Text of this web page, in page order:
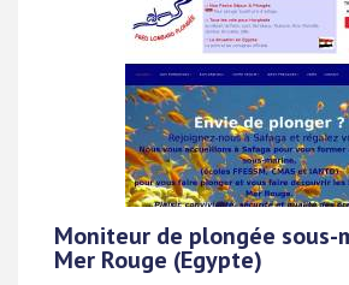
Moniteur de plongée sous-
Mer Rouge (Egypte)